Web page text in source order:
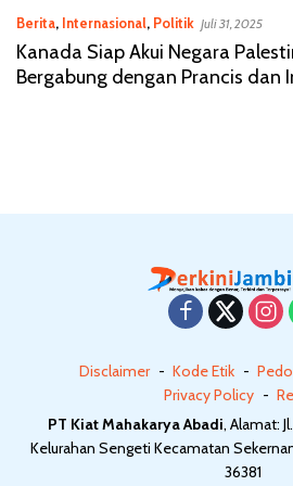
Berita, Internasional, Politik Juli 31, 2025
Kanada Siap Akui Negara
Bergabung dengan Prancis dan
Disclaimer Kode Etik
Privacy Policy
PT Kiat Mahakarya Abadi, Alamat:
Kelurahan Sengeti Kecamatan
36381